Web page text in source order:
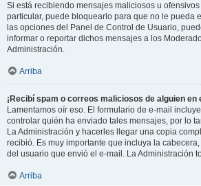
Si está recibiendo mensajes maliciosos u
particular, puede bloquearlo para que no le pueda
las opciones del Panel de Control de Usuario,
informar o reportar dichos mensajes a los
Administración.
Arriba
¡Recibí spam o correos maliciosos de alguien en
Lamentamos oír eso. El formulario de e-mail
controlar quién ha enviado tales mensajes, por lo
La Administración y hacerles llegar una copia
recibió. Es muy importante que incluya la
del usuario que envió el e-mail. La Administración
Arriba